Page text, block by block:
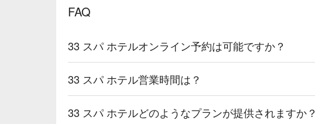
FAQ
33 スパ ホテルオンライン予約は可能ですか？
33 スパ ホテル営業時間は？
33 スパ ホテルどのようなプランが提供されますか？